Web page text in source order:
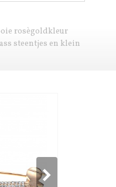
rosègoldkleur
steentjes en klein